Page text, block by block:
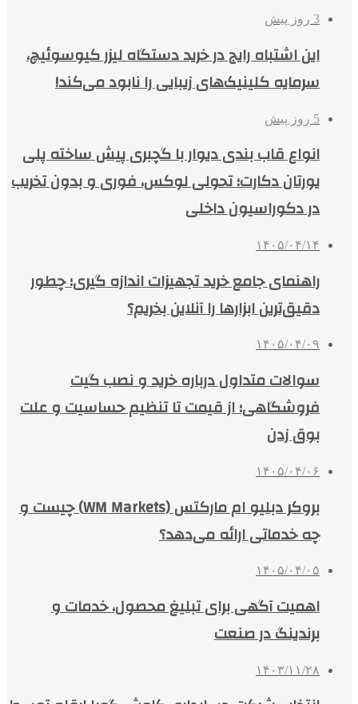
3 روز پیش
این اشتباه رایج در خرید دستگاه لیزر کیوسوئیچ،
سرمایه کلینیک‌های زیبایی را نابود می‌کند!
5 روز پیش
انواع قاب بندی دیوار با گچبری پیش ساخته پلی
یورتان دکارت؛ تحولی لوکس، فوری و بدون تخریب
در دکوراسیون داخلی
۱۴۰۵/۰۴/۱۴
راهنمای جامع خرید تجهیزات اندازه گیری؛ چطور
دقیق‌ترین ابزارها را آنلاین بخریم؟
۱۴۰۵/۰۴/۰۹
سوالات متداول درباره خرید و نصب گیت
فروشگاهی؛ از قیمت تا تنظیم حساسیت و علت
بوق زدن
۱۴۰۵/۰۴/۰۶
بروکر دبلیو ام مارکتس (WM Markets) چیست و
چه خدماتی ارائه می‌دهد؟
۱۴۰۵/۰۴/۰۵
اهمیت آگهی برای تبلیغ محصول، خدمات و
برندینگ در صنعت
۱۴۰۳/۱۱/۲۸